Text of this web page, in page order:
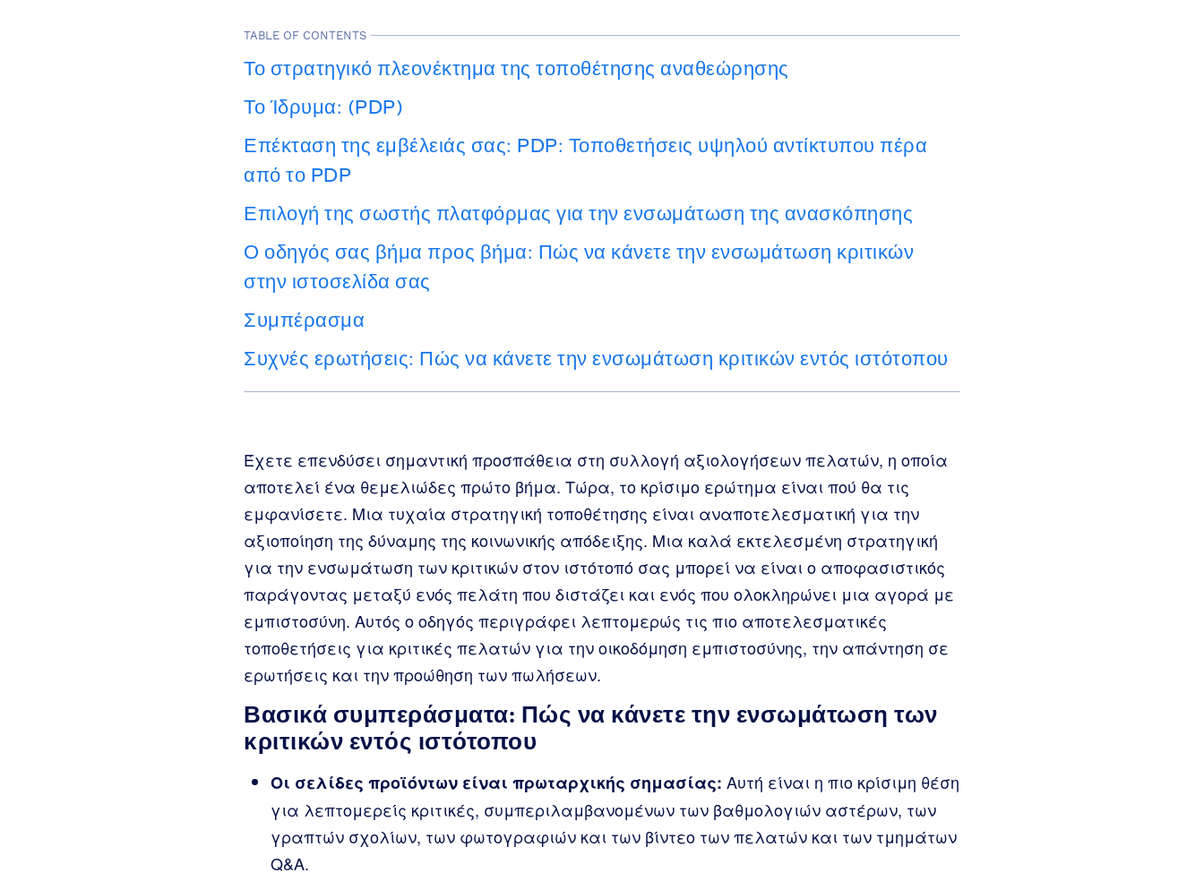
TABLE OF CONTENTS
Το στρατηγικό πλεονέκτημα της τοποθέτησης αναθεώρησης
Το Ίδρυμα: (PDP)
Επέκταση της εμβέλειάς σας: PDP: Τοποθετήσεις υψηλού αντίκτυπου πέρα
από το PDP
Επιλογή της σωστής πλατφόρμας για την ενσωμάτωση της ανασκόπησης
Ο οδηγός σας βήμα προς βήμα: Πώς να κάνετε την ενσωμάτωση κριτικών
στην ιστοσελίδα σας
Συμπέρασμα
Συχνές ερωτήσεις: Πώς να κάνετε την ενσωμάτωση κριτικών εντός ιστότοπου
Έχετε επενδύσει σημαντική προσπάθεια στη συλλογή αξιολογήσεων πελατών, η οποία
αποτελεί ένα θεμελιώδες πρώτο βήμα. Τώρα, το κρίσιμο ερώτημα είναι πού θα τις
εμφανίσετε. Μια τυχαία στρατηγική τοποθέτησης είναι αναποτελεσματική για την
αξιοποίηση της δύναμης της κοινωνικής απόδειξης. Μια καλά εκτελεσμένη στρατηγική
για την ενσωμάτωση των κριτικών στον ιστότοπό σας μπορεί να είναι ο αποφασιστικός
παράγοντας μεταξύ ενός πελάτη που διστάζει και ενός που ολοκληρώνει μια αγορά με
εμπιστοσύνη. Αυτός ο οδηγός περιγράφει λεπτομερώς τις πιο αποτελεσματικές
τοποθετήσεις για κριτικές πελατών για την οικοδόμηση εμπιστοσύνης, την απάντηση σε
ερωτήσεις και την προώθηση των πωλήσεων.
Βασικά συμπεράσματα: Πώς να κάνετε την ενσωμάτωση των
κριτικών εντός ιστότοπου
Οι σελίδες προϊόντων είναι πρωταρχικής σημασίας: Αυτή είναι η πιο κρίσιμη θέση
για λεπτομερείς κριτικές, συμπεριλαμβανομένων των βαθμολογιών αστέρων, των
γραπτών σχολίων, των φωτογραφιών και των βίντεο των πελατών και των τμημάτων
Q&A.